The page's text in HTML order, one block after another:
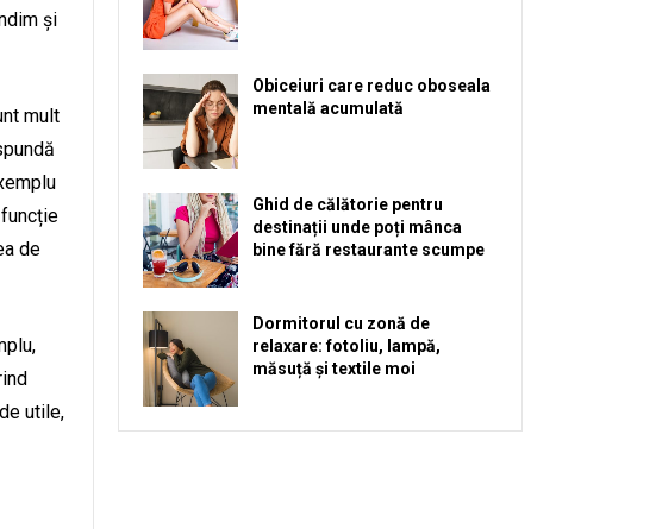
și
mult
de
utile,
Obiceiuri care reduc oboseala
mentală acumulată
Ghid de călătorie pentru
destinații unde poți mânca
bine fără restaurante scumpe
Dormitorul cu zonă de
relaxare: fotoliu, lampă,
măsuță și textile moi